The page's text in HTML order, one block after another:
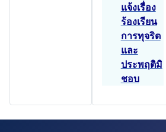
แจ้งเรื่อง
ร้องเรียน
การทุจริต
และ
ประพฤติมิ
ชอบ